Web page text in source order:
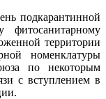
подкарантинной
фитосанитарному
территории
номенклатуры
по некоторым
с вступлением в